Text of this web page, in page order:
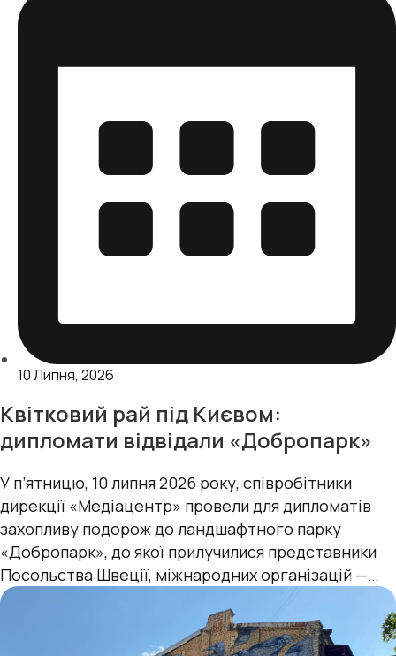
10 Липня, 2026
Квітковий рай під Києвом:
дипломати відвідали «Добропарк»
У п’ятницю, 10 липня 2026 року, cпівробітники
дирекції «Медіацентр» провели для дипломатів
захопливу подорож до ландшафтного парку
«Добропарк», до якої прилучилися представники
Посольства Швеції, міжнародних організацій —
Консультативної місії Європейського